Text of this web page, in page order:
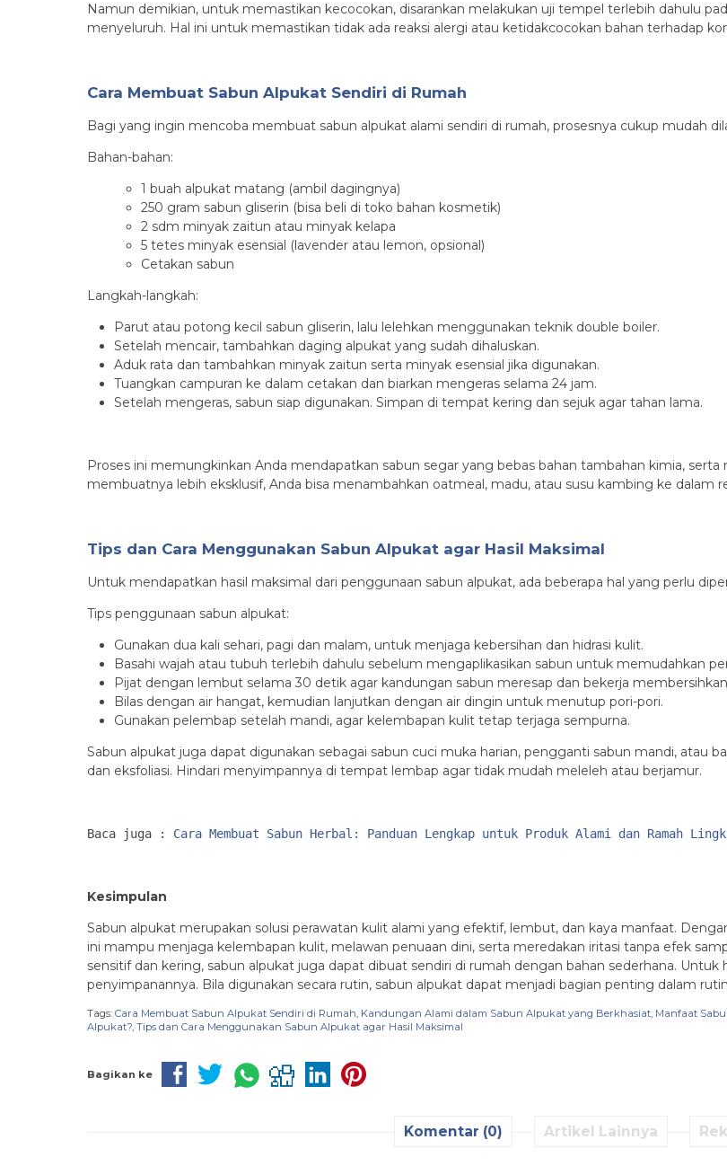
Namun demikian, untuk memastikan kecocokan, disarankan melakukan uji tempel terlebih dahulu
menyeluruh. Hal ini untuk memastikan tidak ada reaksi alergi atau ketidakcocokan bahan terhadap
Cara Membuat Sabun Alpukat Sendiri di Rumah
Bagi yang ingin mencoba membuat sabun alpukat alami sendiri di rumah, prosesnya cukup mudah
Bahan-bahan:
1 buah alpukat matang (ambil dagingnya)
250 gram sabun gliserin (bisa beli di toko bahan kosmetik)
2 sdm minyak zaitun atau minyak kelapa
5 tetes minyak esensial (lavender atau lemon, opsional)
Cetakan sabun
Langkah-langkah:
Parut atau potong kecil sabun gliserin, lalu lelehkan menggunakan teknik double boiler.
Setelah mencair, tambahkan daging alpukat yang sudah dihaluskan.
Aduk rata dan tambahkan minyak zaitun serta minyak esensial jika digunakan.
Tuangkan campuran ke dalam cetakan dan biarkan mengeras selama 24 jam.
Setelah mengeras, sabun siap digunakan. Simpan di tempat kering dan sejuk agar tahan lama.
Proses ini memungkinkan Anda mendapatkan sabun segar yang bebas bahan tambahan kimia,
membuatnya lebih eksklusif, Anda bisa menambahkan oatmeal, madu, atau susu kambing ke dalam
Tips dan Cara Menggunakan Sabun Alpukat agar Hasil Maksimal
Untuk mendapatkan hasil maksimal dari penggunaan sabun alpukat, ada beberapa hal yang perlu
Tips penggunaan sabun alpukat:
Gunakan dua kali sehari, pagi dan malam, untuk menjaga kebersihan dan hidrasi kulit.
Basahi wajah atau tubuh terlebih dahulu sebelum mengaplikasikan sabun untuk memudahkan
Pijat dengan lembut selama 30 detik agar kandungan sabun meresap dan bekerja
Bilas dengan air hangat, kemudian lanjutkan dengan air dingin untuk menutup pori-pori.
Gunakan pelembap setelah mandi, agar kelembapan kulit tetap terjaga sempurna.
Sabun alpukat juga dapat digunakan sebagai sabun cuci muka harian, pengganti sabun mandi, atau
dan eksfoliasi. Hindari menyimpannya di tempat lembap agar tidak mudah meleleh atau berjamur.
Baca juga : Cara Membuat Sabun Herbal: Panduan Lengkap untuk Produk Alami dan Ramah
Kesimpulan
Sabun alpukat merupakan solusi perawatan kulit alami yang efektif, lembut, dan kaya manfaat.
ini mampu menjaga kelembapan kulit, melawan penuaan dini, serta meredakan iritasi tanpa efek
sensitif dan kering, sabun alpukat juga dapat dibuat sendiri di rumah dengan bahan sederhana.
penyimpanannya. Bila digunakan secara rutin, sabun alpukat dapat menjadi bagian penting dalam
Tags: Cara Membuat Sabun Alpukat Sendiri di Rumah, Kandungan Alami dalam Sabun Alpukat yang Berkhasiat, Manfaat
Alpukat?, Tips dan Cara Menggunakan Sabun Alpukat agar Hasil Maksimal
Bagikan ke
Komentar (0) Artikel Lainnya